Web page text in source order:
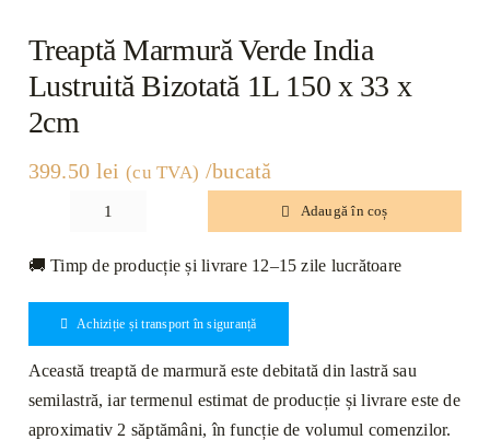
Treaptă Marmură Verde India
Lustruită Bizotată 1L 150 x 33 x
2cm
399.50 lei (cu TVA) /bucată
Marmură
Verde
India
Adaugă în coș
🚚 Timp de producție și livrare 12–15 zile lucrătoare
Achiziție și transport în siguranță
Această treaptă de marmură este debitată din lastră sau
semilastră, iar termenul estimat de producție și livrare este de
aproximativ 2 săptămâni, în funcție de volumul comenzilor.